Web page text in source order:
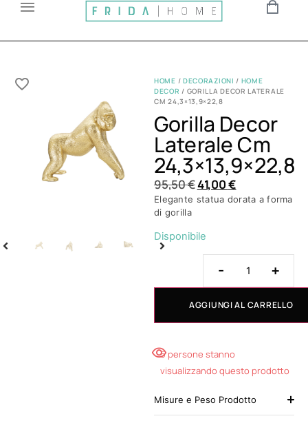
HOME / DECORAZIONI / HOME
DECOR / GORILLA DECOR LATERALE
CM 24,3×13,9×22,8
Gorilla Decor
Laterale Cm
24,3×13,9×22,8
95,50€41,00€
Elegante statua dorata a forma
di gorilla
Disponibile
- +
AGGIUNGI AL CARRELLO
5 persone stanno
visualizzando questo prodotto
Misure e Peso Prodotto